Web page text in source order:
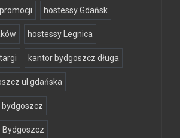
hostessy Gdańsk
hostessy Legnica
kantor bydgoszcz długa
ul gdańska
bydgoszcz
Bydgoszcz